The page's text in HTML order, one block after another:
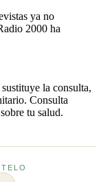
ya no
2000 ha
la consulta,
Consulta
tu salud.